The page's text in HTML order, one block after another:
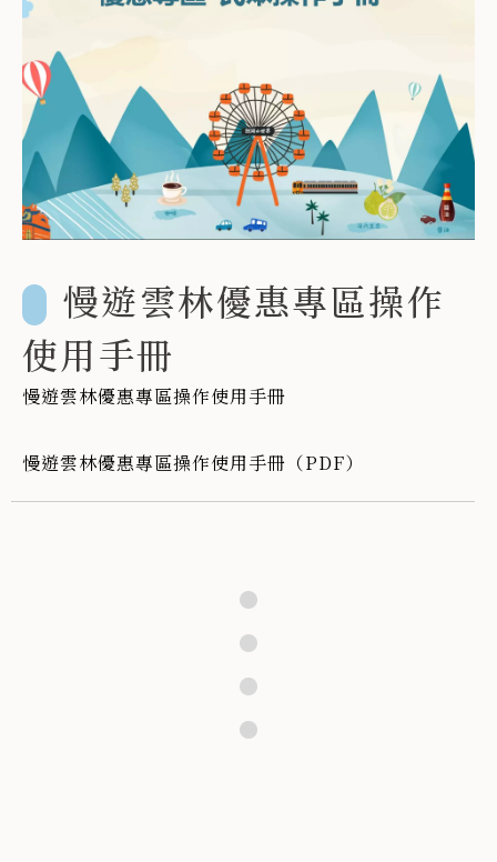
慢遊雲林優惠專區操作
使用手冊
慢遊雲林優惠專區操作使用手冊
慢遊雲林優惠專區操作使用手冊（PDF）